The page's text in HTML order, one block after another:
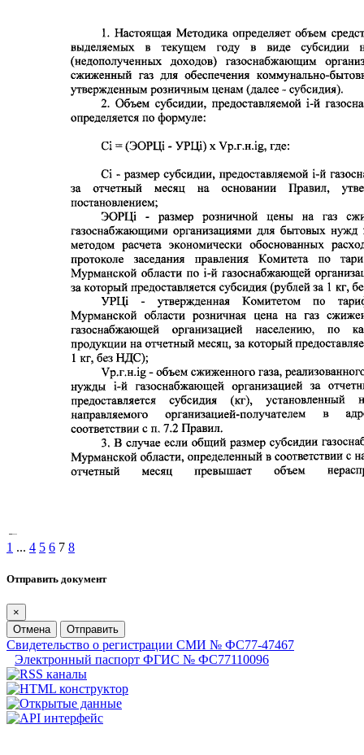
1 ... 4 5 6 7 8
Отправить документ
×
Отмена
Отправить
Свидетельство о регистрации СМИ № ФС77-47467
Электронный паспорт ФГИС № ФС77110096